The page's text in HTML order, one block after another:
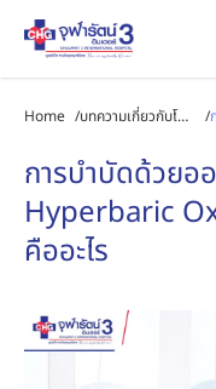
Home /บทความเกี่ยวกับโรค
/
การบำบัดด้วยอ
Hyperbaric
คืออะไร